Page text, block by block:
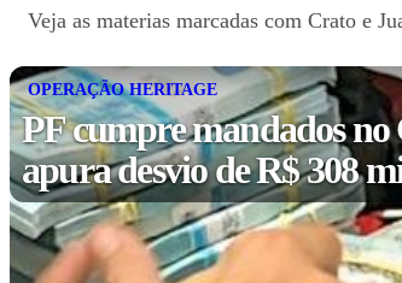
Veja as materias marcadas com Crato e
OPERAÇÃO HERITAGE
PF cumpre mandados no
apura desvio de R$ 308